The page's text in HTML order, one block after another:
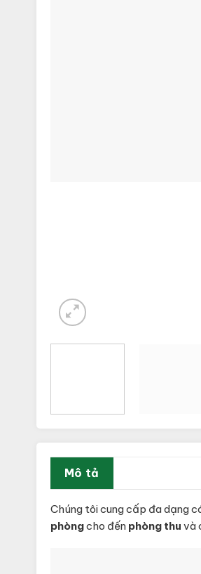
Mô tả
Chúng tôi cung cấp đa dạng
phòngcho đến phòng thu và